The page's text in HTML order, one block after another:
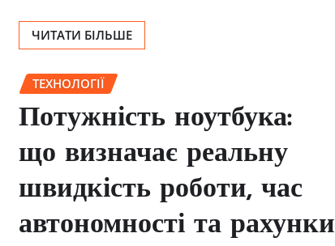
ЧИТАТИ БІЛЬШЕ
ТЕХНОЛОГІЇ
Потужність ноутбука:
що визначає реальну
швидкість роботи, час
автономності та рахунки